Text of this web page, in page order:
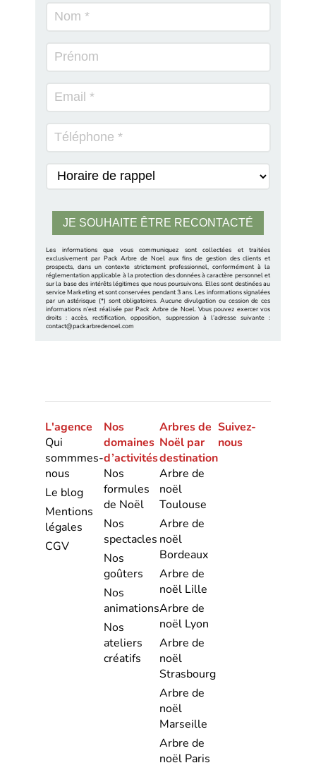
Les informations que vous communiquez sont collectées et traitées
exclusivement par Pack Arbre de Noel aux fins de gestion des clients et
prospects, dans un contexte strictement professionnel, conformément à la
réglementation applicable à la protection des données à caractère personnel et
sur la base des intérêts légitimes que nous poursuivons. Elles sont destinées au
service Marketing et sont conservées pendant 3 ans. Les informations signalées
par un astérisque (*) sont obligatoires. Aucune divulgation ou cession de ces
informations n’est réalisée par Pack Arbre de Noel. Vous pouvez exercer vos
droits : accès, rectification, opposition, suppression à l’adresse suivante :
contact@packarbredenoel.com
L'agence
Qui
sommmes-
nous
Le blog
Mentions
légales
CGV
Nos
domaines
d’activités
Nos
formules
de Noël
Nos
spectacles
Nos
goûters
Nos
animations
Nos
ateliers
créatifs
Arbres de
Noël par
destination
Arbre de
noël
Toulouse
Arbre de
noël
Bordeaux
Arbre de
noël Lille
Arbre de
noël Lyon
Arbre de
noël
Strasbourg
Arbre de
noël
Marseille
Arbre de
noël Paris
Suivez-
nous